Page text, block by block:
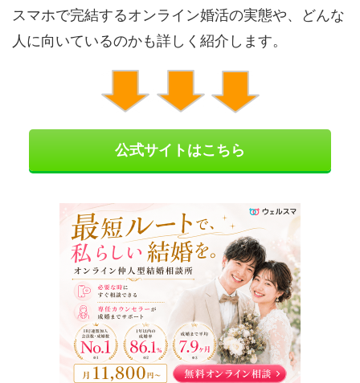
スマホで完結するオンライン婚活の実態や、どんな
人に向いているのかも詳しく紹介します。
公式サイトはこちら